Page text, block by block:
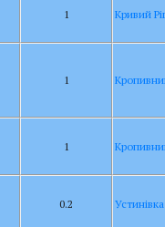
1 Кривий
1
1
0.2 Устинівка